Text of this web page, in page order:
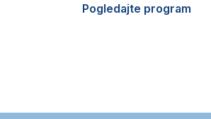
Pogledajte program